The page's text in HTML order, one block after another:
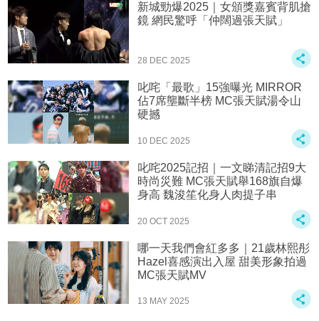
新城勁爆2025｜女頒獎嘉賓背肌搶
鏡 網民驚呼「仲闊過張天賦」
28 DEC 2025
叱咤「最歌」15強曝光 MIRROR
佔7席壟斷半榜 MC張天賦湯令山
硬撼
10 DEC 2025
叱咤2025記招｜一文睇清記招9大
時尚災難 MC張天賦舉168旗自爆
身高 魏浚笙化身人肉提子串
20 OCT 2025
哪一天我們會紅多多｜21歲林熙彤
Hazel喜感演出入屋 甜美形象拍過
MC張天賦MV
13 MAY 2025